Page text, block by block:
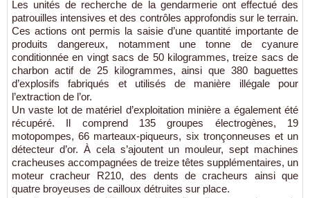
Les unités de recherche de la gendarmerie ont effectué des
patrouilles intensives et des contrôles approfondis sur le terrain.
Ces actions ont permis la saisie d’une quantité importante de
produits dangereux, notamment une tonne de cyanure
conditionnée en vingt sacs de 50 kilogrammes, treize sacs de
charbon actif de 25 kilogrammes, ainsi que 380 baguettes
d’explosifs fabriqués et utilisés de manière illégale pour
l’extraction de l’or.
Un vaste lot de matériel d’exploitation minière a également été
récupéré. Il comprend 135 groupes électrogènes, 19
motopompes, 66 marteaux-piqueurs, six tronçonneuses et un
détecteur d’or. À cela s’ajoutent un mouleur, sept machines
cracheuses accompagnées de treize têtes supplémentaires, un
moteur cracheur R210, des dents de cracheurs ainsi que
quatre broyeuses de cailloux détruites sur place.